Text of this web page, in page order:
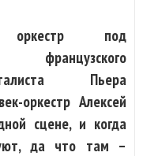
оркестр под
Пьера
оркестр Алексей
сцене, и когда
да что там –